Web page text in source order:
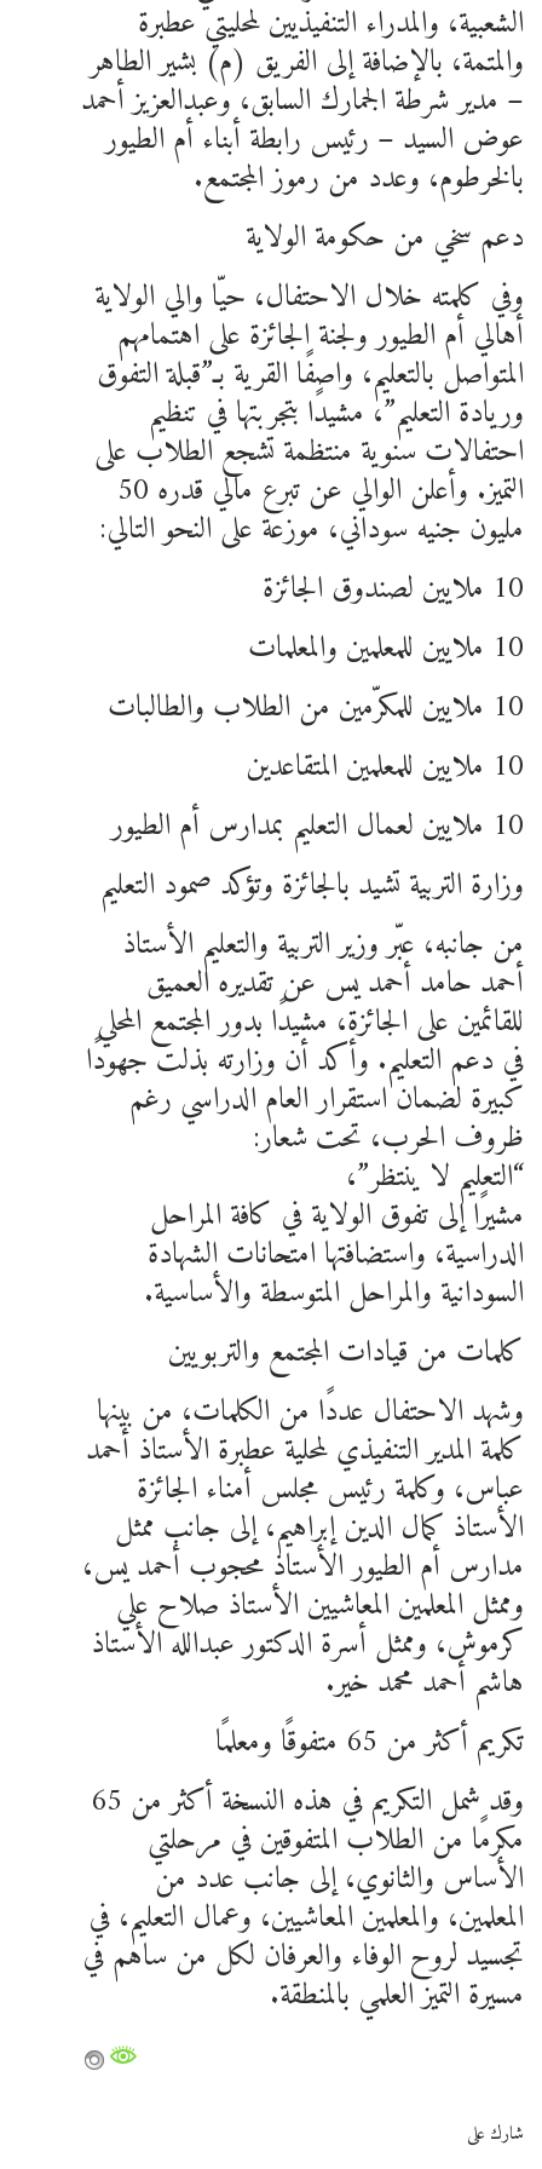
الشعبية، والمدراء التنفيذيين لمحليتي عطبرة
والمتمة، بالإضافة إلى الفريق (م) بشير الطاهر
– مدير شرطة الجمارك السابق، وعبدالعزيز أحمد
عوض السيد – رئيس رابطة أبناء أم الطيور
بالخرطوم، وعدد من رموز المجتمع.
دعم سخي من حكومة الولاية
وفي كلمته خلال الاحتفال، حيّا والي الولاية
أهالي أم الطيور ولجنة الجائزة على اهتمامهم
المتواصل بالتعليم، واصفًا القرية بـ”قبلة التفوق
وريادة التعليم”، مشيدًا بتجربتها في تنظيم
احتفالات سنوية منتظمة تشجع الطلاب على
التميز. وأعلن الوالي عن تبرع مالي قدره 50
مليون جنيه سوداني، موزعة على النحو التالي:
10 ملايين لصندوق الجائزة
10 ملايين للمعلمين والمعلمات
10 ملايين للمكرّمين من الطلاب والطالبات
10 ملايين للمعلمين المتقاعدين
10 ملايين لعمال التعليم بمدارس أم الطيور
وزارة التربية تشيد بالجائزة وتؤكد صمود التعليم
من جانبه، عبّر وزير التربية والتعليم الأستاذ
أحمد حامد أحمد يس عن تقديره العميق
للقائمين على الجائزة، مشيدًا بدور المجتمع المحلي
في دعم التعليم. وأكد أن وزارته بذلت جهودًا
كبيرة لضمان استقرار العام الدراسي رغم
ظروف الحرب، تحت شعار:
“التعليم لا ينتظر”،
مشيرًا إلى تفوق الولاية في كافة المراحل
الدراسية، واستضافتها امتحانات الشهادة
السودانية والمراحل المتوسطة والأساسية.
كلمات من قيادات المجتمع والتربويين
وشهد الاحتفال عددًا من الكلمات، من بينها
كلمة المدير التنفيذي لمحلية عطبرة الأستاذ أحمد
عباس، وكلمة رئيس مجلس أمناء الجائزة
الأستاذ كمال الدين إبراهيم، إلى جانب ممثل
مدارس أم الطيور الأستاذ محجوب أحمد يس،
وممثل المعلمين المعاشيين الأستاذ صلاح علي
كرموش، وممثل أسرة الدكتور عبدالله الأستاذ
هاشم أحمد محمد خير.
تكريم أكثر من 65 متفوقًا ومعلمًا
وقد شمل التكريم في هذه النسخة أكثر من 65
مكرمًا من الطلاب المتفوقين في مرحلتي
الأساس والثانوي، إلى جانب عدد من
المعلمين، والمعلمين المعاشيين، وعمال التعليم، في
تجسيد لروح الوفاء والعرفان لكل من ساهم في
مسيرة التميز العلمي بالمنطقة.
شارك على